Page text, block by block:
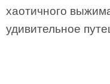
хаотичного
удивительное